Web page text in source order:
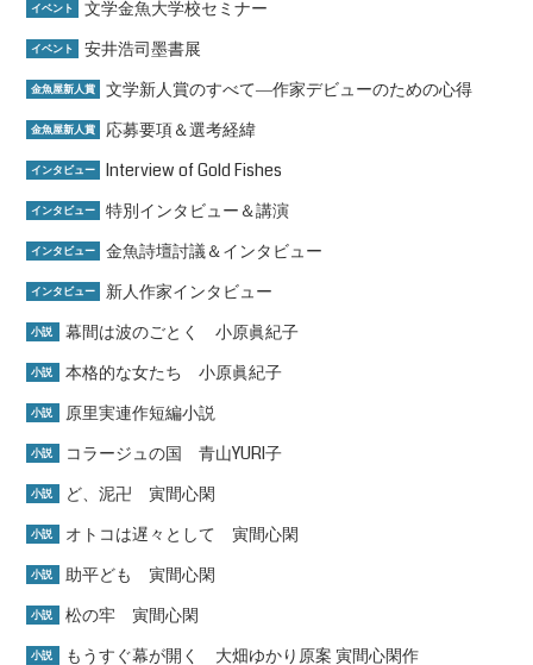
イベント 文学金魚大学校セミナー
イベント 安井浩司墨書展
金魚屋新人賞 文学新人賞のすべて―作家デビューのための心得
金魚屋新人賞 応募要項＆選考経緯
インタビュー Interview of Gold Fishes
インタビュー 特別インタビュー＆講演
インタビュー 金魚詩壇討議＆インタビュー
インタビュー 新人作家インタビュー
小説 幕間は波のごとく 小原眞紀子
小説 本格的な女たち 小原眞紀子
小説 原里実連作短編小説
小説 コラージュの国 青山YURI子
小説 ど、泥卍 寅間心閑
小説 オトコは遅々として 寅間心閑
小説 助平ども 寅間心閑
小説 松の牢 寅間心閑
小説 もうすぐ幕が開く 大畑ゆかり原案 寅間心閑作